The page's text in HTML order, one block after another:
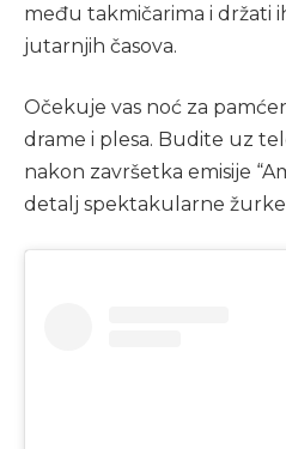
među takmičarima i držati
jutarnjih časova.
Očekuje vas noć za
drame i plesa. Budite uz
nakon završetka emisije
detalj spektakularne žurke